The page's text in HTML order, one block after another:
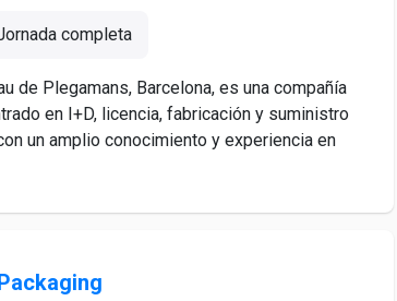
completa
de Plegamans, Barcelona, es una compañía
en I+D, licencia, fabricación y suministro
un amplio conocimiento y experiencia en